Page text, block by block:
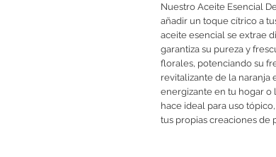
Nuestro Aceite Esencial
añadir un toque cítrico a
aceite esencial se extrae
garantiza su pureza y
florales, potenciando su
revitalizante de la naranja
energizante en tu hogar o
hace ideal para uso
tus propias creaciones de